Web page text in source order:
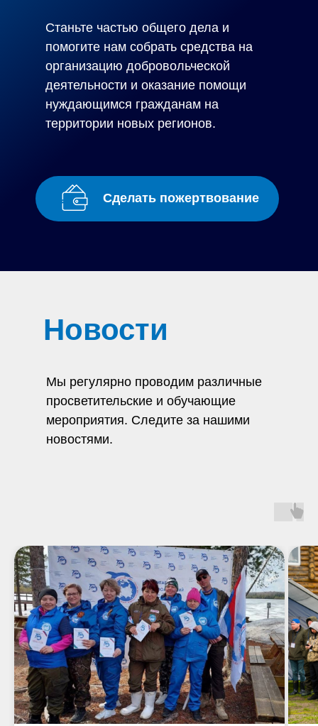
Станьте частью общего дела и
помогите нам собрать средства на
организацию добровольческой
деятельности и оказание помощи
нуждающимся гражданам на
территории новых регионов.
Сделать пожертвование
Новости
Мы регулярно проводим различные
просветительские и обучающие
мероприятия. Следите за нашими
новостями.